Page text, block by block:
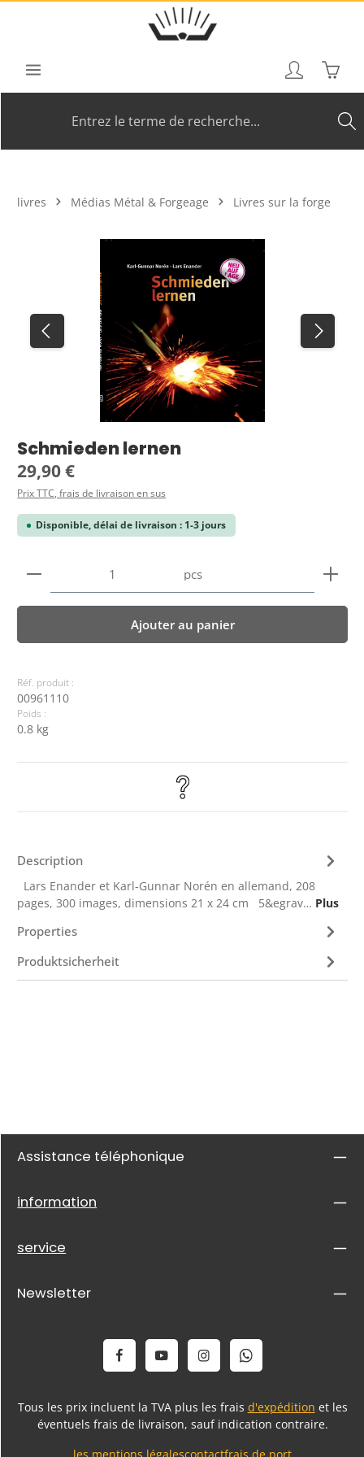
Passer au contenu principal
Le
livres Médias Métal & Forgeage Livres sur la forge
Ignorer la galerie d'images
Schmieden lernen
Prix régulier :
29,90 €
Prix TTC, frais de livraison en sus
Disponible, délai de livraison : 1-3 jours
Quantité de produit : Entrez la quantité
pcs
Ajouter au panier
Réf. produit :
00961110
Poids :
0.8 kg
Description
Lars Enander et Karl-Gunnar Norén en allemand, 208
pages, 300 images, dimensions 21 x 24 cm 5&egrav… Plus
Properties
Produktsicherheit
Assistance téléphonique
information
service
Newsletter
Tous les prix incluent la TVA plus les frais d'expédition et les
éventuels frais de livraison, sauf indication contraire.